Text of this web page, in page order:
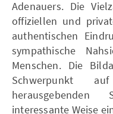
Adenauers. Die
offiziellen und
authentischen
sympathische
Menschen. Die
Schwerpunkt
interessante Weise